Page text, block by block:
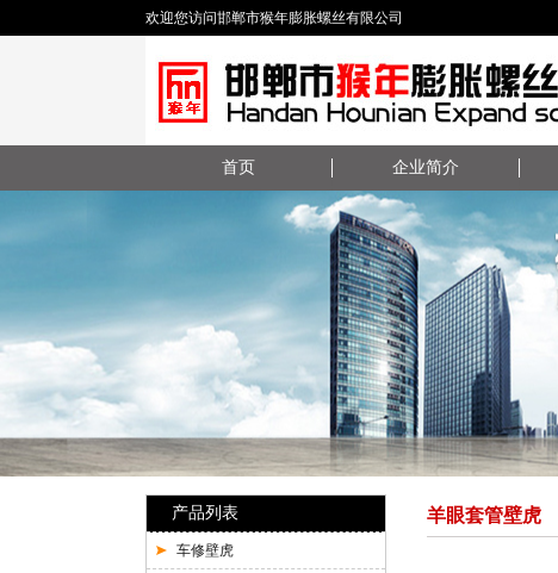
欢迎您访问邯郸市猴年膨胀螺丝有限公司
首页 企业简介
产品列表
车修壁虎
羊眼套管壁虎